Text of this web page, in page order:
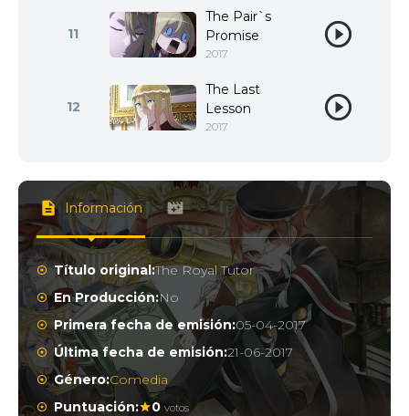
11
The Pair`s
Promise
2017
12
The Last
Lesson
2017
Información
Título original:The Royal Tutor
En Producción:No
Primera fecha de emisión:05-04-2017
Última fecha de emisión:21-06-2017
Género:Comedia
Puntuación:
0 votos